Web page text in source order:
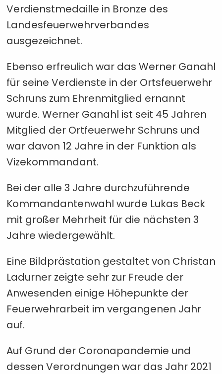
Verdienstmedaille in Bronze des
Landesfeuerwehrverbandes
ausgezeichnet.
Ebenso erfreulich war das Werner Ganahl
für seine Verdienste in der Ortsfeuerwehr
Schruns zum Ehrenmitglied ernannt
wurde. Werner Ganahl ist seit 45 Jahren
Mitglied der Ortfeuerwehr Schruns und
war davon 12 Jahre in der Funktion als
Vizekommandant.
Bei der alle 3 Jahre durchzuführende
Kommandantenwahl wurde Lukas Beck
mit großer Mehrheit für die nächsten 3
Jahre wiedergewählt.
Eine Bildprästation gestaltet von Christan
Ladurner zeigte sehr zur Freude der
Anwesenden einige Höhepunkte der
Feuerwehrarbeit im vergangenen Jahr
auf.
Auf Grund der Coronapandemie und
dessen Verordnungen war das Jahr 2021